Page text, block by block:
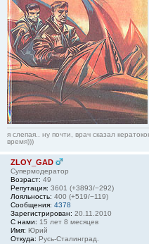
я слепая.. ну почти, врач сказал
время)))
ZLOY_GAD
Супермодератор
Возраст: 49
Репутация: 3601 (+3893/−292)
Лояльность: 400 (+519/−119)
Сообщения: 4378
Зарегистрирован: 20.11.2010
С нами: 15 лет 8 месяцев
Имя: Юрий
Откуда: Русь-Сталинград.